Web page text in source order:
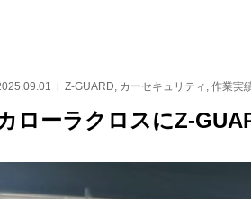
Z-GUARD, カーセキュリティ , 作業実
ローラクロスにZ-
40アルファード に Z-GUARD